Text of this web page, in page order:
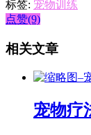
标签: 宠物训练
点赞(9)
相关文章
宠物疗